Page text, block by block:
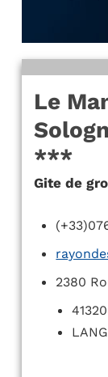
Le
***
Gite de
2380
41320